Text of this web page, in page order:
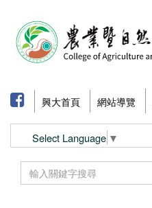
興大首頁 網站導覽
Select Language ▼